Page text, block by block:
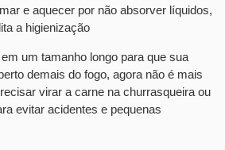
e aquecer por não absorver líquidos,
a higienização
um tamanho longo para que sua
demais do fogo, agora não é mais
virar a carne na churrasqueira ou
evitar acidentes e pequenas